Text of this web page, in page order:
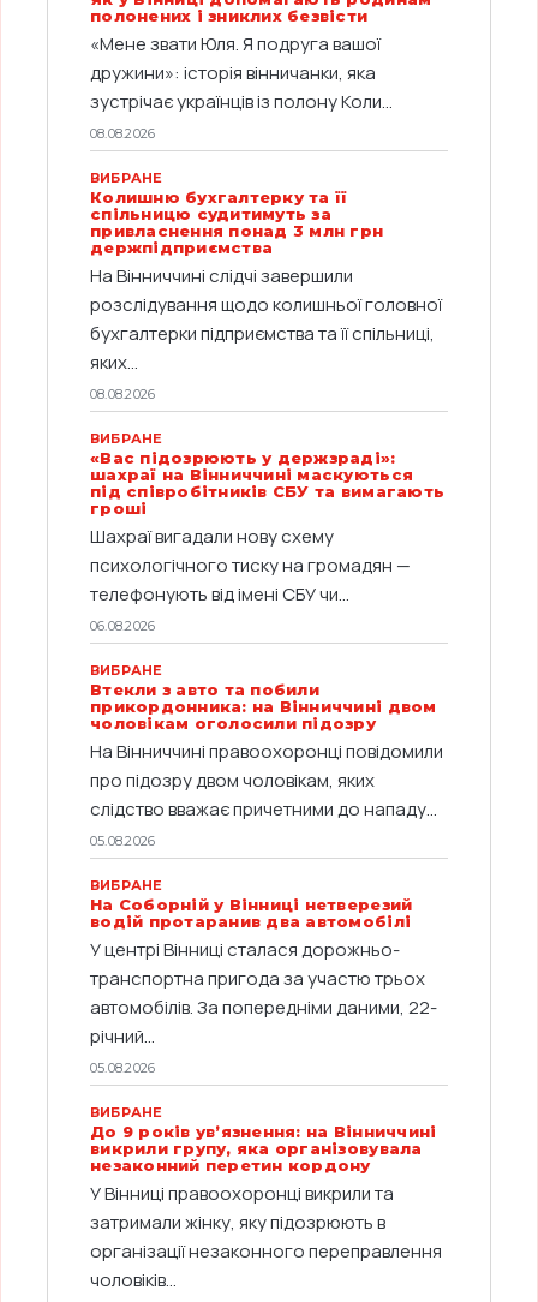
полонених і зниклих безвісти
«Мене звати Юля. Я подруга вашої
дружини»: історія вінничанки, яка
зустрічає українців із полону Коли...
08.08.2026
ВИБРАНЕ
Колишню бухгалтерку та її
спільницю судитимуть за
привласнення понад 3 млн грн
держпідприємства
На Вінниччині слідчі завершили
розслідування щодо колишньої головної
бухгалтерки підприємства та її спільниці,
яких...
08.08.2026
ВИБРАНЕ
«Вас підозрюють у держзраді»:
шахраї на Вінниччині маскуються
під співробітників СБУ та вимагають
гроші
Шахраї вигадали нову схему
психологічного тиску на громадян —
телефонують від імені СБУ чи...
06.08.2026
ВИБРАНЕ
Втекли з авто та побили
прикордонника: на Вінниччині двом
чоловікам оголосили підозру
На Вінниччині правоохоронці повідомили
про підозру двом чоловікам, яких
слідство вважає причетними до нападу...
05.08.2026
ВИБРАНЕ
На Соборній у Вінниці нетверезий
водій протаранив два автомобілі
У центрі Вінниці сталася дорожньо-
транспортна пригода за участю трьох
автомобілів. За попередніми даними, 22-
річний...
05.08.2026
ВИБРАНЕ
До 9 років ув’язнення: на Вінниччині
викрили групу, яка організовувала
незаконний перетин кордону
У Вінниці правоохоронці викрили та
затримали жінку, яку підозрюють в
організації незаконного переправлення
чоловіків...